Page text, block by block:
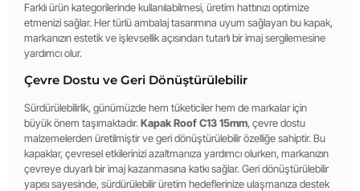
Farklı ürün kategorilerinde kullanılabilmesi, üretim hattınızı optimize
etmenizi sağlar. Her türlü ambalaj tasarımına uyum sağlayan bu kapak,
markanızın estetik ve işlevsellik açısından tutarlı bir imaj sergilemesine
yardımcı olur.
Çevre Dostu ve Geri Dönüştürülebilir
Sürdürülebilirlik, günümüzde hem tüketiciler hem de markalar için
büyük önem taşımaktadır. Kapak Roof C13 15mm, çevre dostu
malzemelerden üretilmiştir ve geri dönüştürülebilir özelliğe sahiptir. Bu
kapaklar, çevresel etkilerinizi azaltmanıza yardımcı olurken, markanızın
çevreye duyarlı bir imaj kazanmasına katkı sağlar. Geri dönüştürülebilir
yapısı sayesinde, sürdürülebilir üretim hedeflerinize ulaşmanıza destek